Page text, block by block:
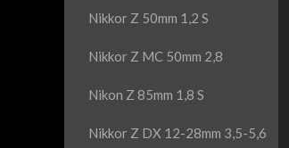
Nikkor Z 50mm 1,2 S
Nikkor Z MC 50mm 2,8
Nikon Z 85mm 1,8 S
Nikkor Z DX 12-28mm 3,5-5,6